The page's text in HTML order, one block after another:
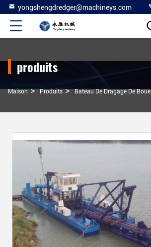
yongshengdredger@machineys.com
produits
Maison > Produits > Bateau De Dragage De Boue